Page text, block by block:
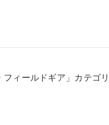
フィールドギア」カテゴ